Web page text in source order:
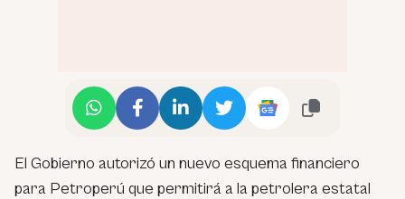
El Gobierno autorizó un nuevo esquema financiero
para Petroperú que permitirá a la petrolera estatal